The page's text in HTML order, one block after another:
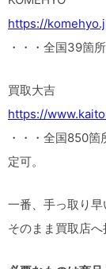
https://
・・・全国39箇
買取大吉
https://
・・・全国850
定可。
一番、手っ取り早
そのまま買取店へ